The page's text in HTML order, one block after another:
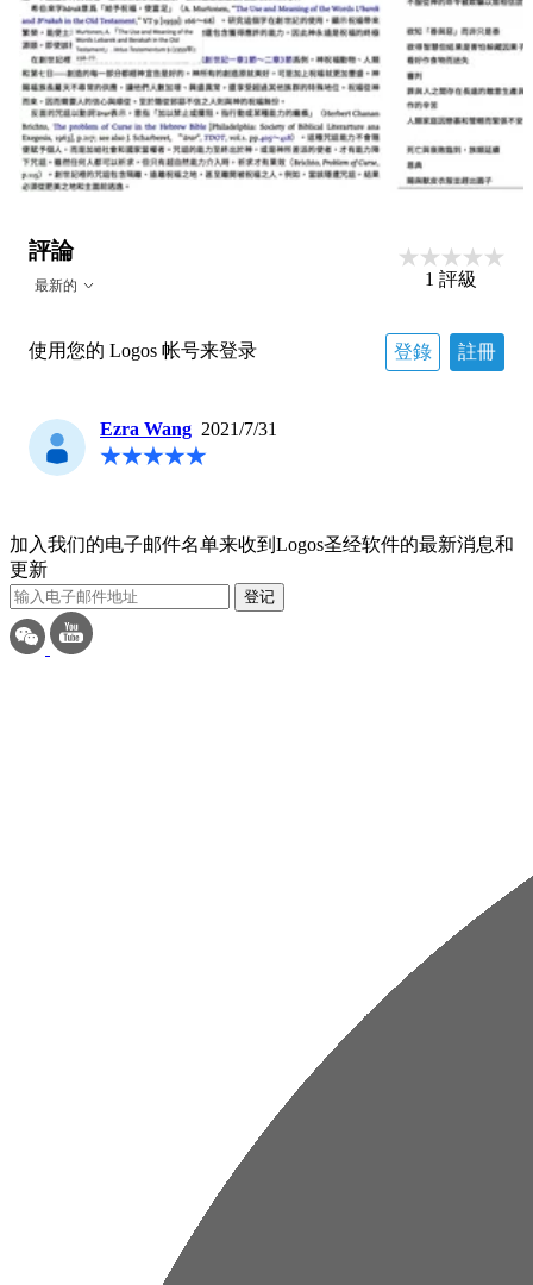
評論
最新的 1 評級
使用您的 Logos 帐号来登录 登錄 註冊
Ezra Wang 2021/7/31
加入我们的电子邮件名单来收到Logos圣经软件的最新消息和
更新
登记